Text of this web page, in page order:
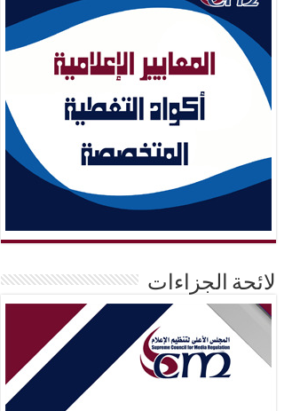
لائحة الجزاءات